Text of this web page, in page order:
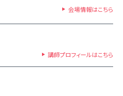
会場情報はこちら
講師プロフィールはこちら